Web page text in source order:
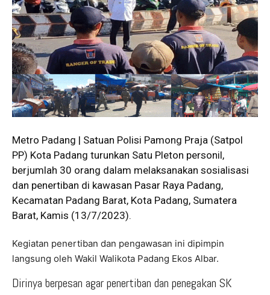
Metro Padang | Satuan Polisi Pamong Praja (Satpol
PP) Kota Padang turunkan Satu Pleton personil,
berjumlah 30 orang dalam melaksanakan sosialisasi
dan penertiban di kawasan Pasar Raya Padang,
Kecamatan Padang Barat, Kota Padang, Sumatera
Barat, Kamis (13/7/2023).
Kegiatan penertiban dan pengawasan ini dipimpin
langsung oleh Wakil Walikota Padang Ekos Albar.
Dirinya berpesan agar penertiban dan penegakan SK